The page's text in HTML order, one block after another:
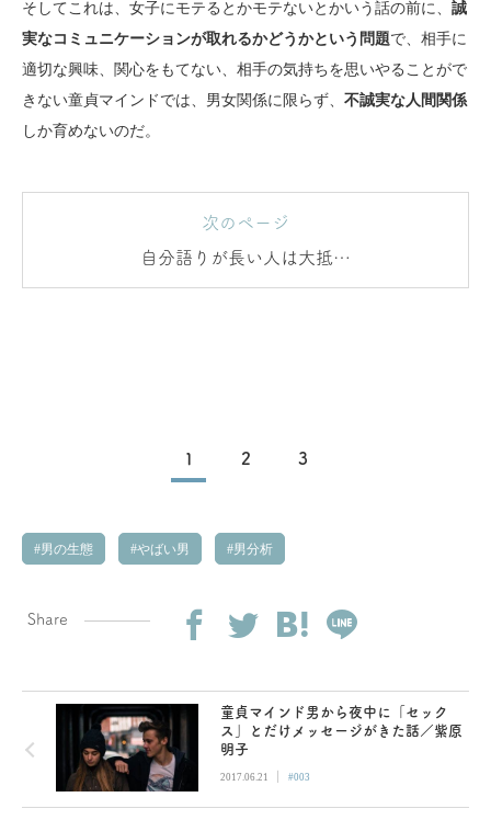
そしてこれは、女子にモテるとかモテないとかいう話の前に、 誠
実なコミュニケーションが取れるかどうかという問題で、相手に
適切な興味、関心をもてない、相手の気持ちを思いやることがで
きない童貞マインドでは、男女関係に限らず、 不誠実な人間関係
しか育めないのだ。
次のページ
自分語りが長い人は大抵…
1 2 3
男の生態 やばい男 男分析
Share
童貞マインド男から夜中に「セック
ス」とだけメッセージがきた話／紫原
明子
2017.06.21 | #003